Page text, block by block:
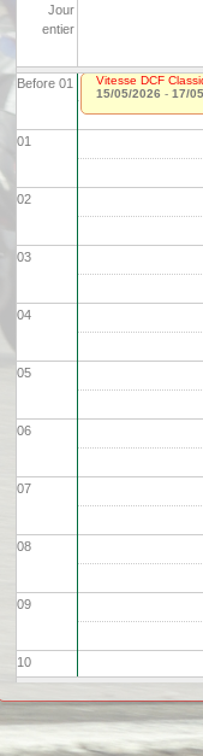
Jour
entier
Before 01
01
02
03
04
05
06
07
08
09
10
Vitesse DCF
15/05/2026 -17/